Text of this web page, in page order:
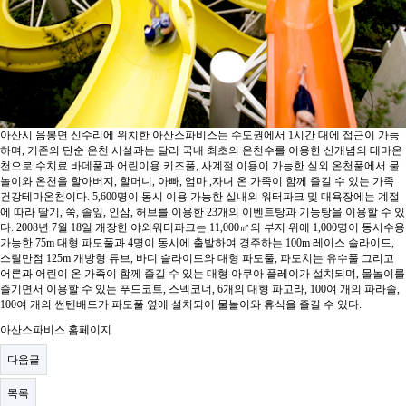
아산시 음봉면 신수리에 위치한 아산스파비스는 수도권에서 1시간 대에 접근이 가능
하며, 기존의 단순 온천 시설과는 달리 국내 최초의 온천수를 이용한 신개념의 테마온
천으로 수치료 바데풀과 어린이용 키즈풀, 사계절 이용이 가능한 실외 온천풀에서 물
놀이와 온천을 할아버지, 할머니, 아빠, 엄마 ,자녀 온 가족이 함께 즐길 수 있는 가족
건강테마온천이다. 5,600명이 동시 이용 가능한 실내외 워터파크 및 대욕장에는 계절
에 따라 딸기, 쑥, 솔잎, 인삼, 허브를 이용한 23개의 이벤트탕과 기능탕을 이용할 수 있
다. 2008년 7월 18일 개장한 야외워터파크는 11,000㎡의 부지 위에 1,000명이 동시수용
가능한 75m 대형 파도풀과 4명이 동시에 출발하여 경주하는 100m 레이스 슬라이드,
스릴만점 125m 개방형 튜브, 바디 슬라이드와 대형 파도풀, 파도치는 유수풀 그리고
어른과 어린이 온 가족이 함께 즐길 수 있는 대형 아쿠아 플레이가 설치되며, 물놀이를
즐기면서 이용할 수 있는 푸드코트, 스넥코너, 6개의 대형 파고라, 100여 개의 파라솔,
100여 개의 썬텐배드가 파도풀 옆에 설치되어 물놀이와 휴식을 즐길 수 있다.
아산스파비스 홈페이지
다음글
목록